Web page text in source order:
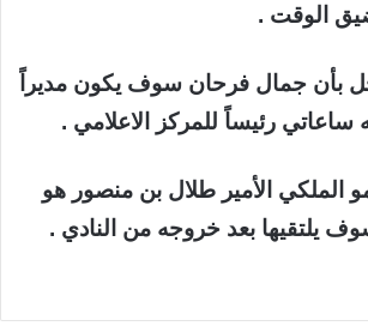
الوقت .
بأن جمال فرحان سوف يكون مديراً
ساعاتي رئيساً للمركز الاعلامي .
الأمير طلال بن منصور هو
يلتقيها بعد خروجه من النادي .